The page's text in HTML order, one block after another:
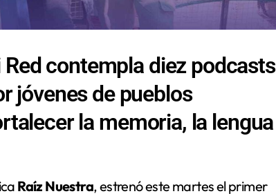
contempla diez podcasts
jóvenes de pueblos
la memoria, la lengua
Raíz Nuestra, estrenó este martes el primer